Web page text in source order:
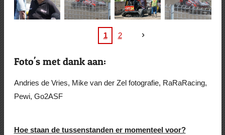
1 2
Foto's met dank aan:
Andries de Vries, Mike van der Zel fotografie, RaRaRacing,
Pewi, Go2ASF
Hoe staan de tussenstanden er momenteel voor?